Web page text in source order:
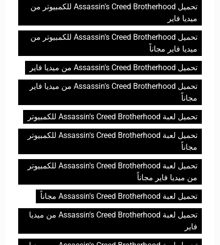
تحميل Assassin's Creed Brotherhood للكمبيوتر من
ميديا فاير
تحميل Assassin's Creed Brotherhood للكمبيوتر من
ميديا فاير مجاناً
تحميل Assassin's Creed Brotherhood من ميديا فاير
تحميل Assassin's Creed Brotherhood من ميديا فاير
مجاناً
تحميل لعبة Assassin's Creed Brotherhood للكمبيوتر
تحميل لعبة Assassin's Creed Brotherhood للكمبيوتر
مجاناً
تحميل لعبة Assassin's Creed Brotherhood للكمبيوتر
من ميديا فاير مجاناً
تحميل لعبة Assassin's Creed Brotherhood مجاناً
تحميل لعبة Assassin's Creed Brotherhood من ميديا
فاير